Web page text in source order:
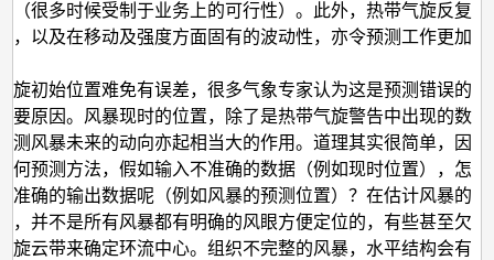
（很多时候受制于业务上的可行性）。此外，热带气旋反复
，以及在移动及强度方面固有的波动性，亦令预测工作更加
旋初始位置难免有误差，很多气象专家认为这是预测错误的
要原因。风暴现时的位置，除了是热带气旋警告中出现的数
测风暴未来的动向亦起相当大的作用。道理其实很简单，因
何预测方法，假如输入不准确的数据（例如现时位置），怎
准确的输出数据呢（例如风暴的预测位置）？在估计风暴的
，并不是所有风暴都有明确的风眼方便定位的，有些甚至欠
旋云带来确定环流中心。组织不完整的风暴，水平结构会有